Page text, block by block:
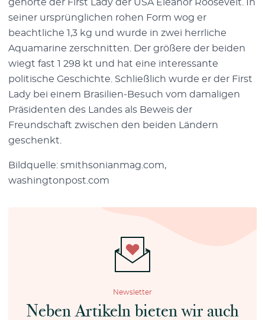
gehörte der First Lady der USA Eleanor Roosevelt. In
seiner ursprünglichen rohen Form wog er
beachtliche 1,3 kg und wurde in zwei herrliche
Aquamarine zerschnitten. Der größere der beiden
wiegt fast 1 298 kt und hat eine interessante
politische Geschichte. Schließlich wurde er der First
Lady bei einem Brasilien-Besuch vom damaligen
Präsidenten des Landes als Beweis der
Freundschaft zwischen den beiden Ländern
geschenkt.
Bildquelle: smithsonianmag.com,
washingtonpost.com
Newsletter
Neben Artikeln bieten wir auch